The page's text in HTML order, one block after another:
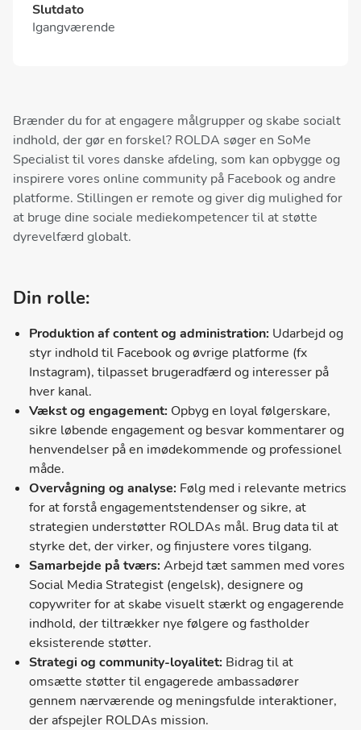
Brænder du for at engagere målgrupper og skabe socialt
indhold, der gør en forskel? ROLDA søger en SoMe
Specialist til vores danske afdeling, som kan opbygge og
inspirere vores online community på Facebook og andre
platforme. Stillingen er remote og giver dig mulighed for
at bruge dine sociale mediekompetencer til at støtte
dyrevelfærd globalt.
Din rolle:
Produktion af content og administration: Udarbejd og
styr indhold til Facebook og øvrige platforme (fx
Instagram), tilpasset brugeradfærd og interesser på
hver kanal.
Vækst og engagement: Opbyg en loyal følgerskare,
sikre løbende engagement og besvar kommentarer og
henvendelser på en imødekommende og professionel
måde.
Overvågning og analyse: Følg med i relevante metrics
for at forstå engagementstendenser og sikre, at
strategien understøtter ROLDAs mål. Brug data til at
styrke det, der virker, og finjustere vores tilgang.
Samarbejde på tværs: Arbejd tæt sammen med vores
Social Media Strategist (engelsk), designere og
copywriter for at skabe visuelt stærkt og engagerende
indhold, der tiltrækker nye følgere og fastholder
eksisterende støtter.
Strategi og community-loyalitet: Bidrag til at
omsætte støtter til engagerede ambassadører
gennem nærværende og meningsfulde interaktioner,
der afspejler ROLDAs mission.
Slutdato
Igangværende